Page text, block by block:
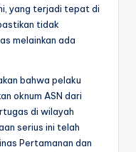
yang terjadi tepat di
tidak
melainkan ada
bahwa pelaku
oknum ASN dari
di wilayah
serius ini telah
Pertamanan dan